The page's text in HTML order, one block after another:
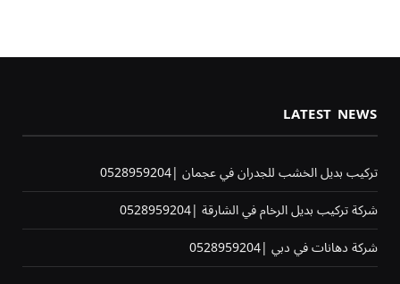
LATEST NEWS
تركيب بديل الخشب للجدران في عجمان |0528959204
شركة تركيب بديل الرخام في الشارقة |0528959204
شركة دهانات في دبي |0528959204